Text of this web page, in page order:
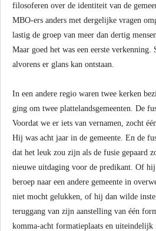
filosoferen over de identiteit van de
MBO-ers anders met dergelijke vragen
lastig de groep van meer dan dertig
Maar goed het was een eerste verkenning.
alvorens er glans kan ontstaan.
In een andere regio waren twee kerken
ging om twee plattelandsgemeenten. De
Voordat we er iets van vernamen, zocht
Hij was acht jaar in de gemeente. En de
dat het leuk zou zijn als de fusie gepaard
nieuwe uitdaging voor de predikant. Of
beroep naar een andere gemeente in
niet mocht gelukken, of hij dan wilde
teruggang van zijn aanstelling van één
komma-acht formatieplaats en